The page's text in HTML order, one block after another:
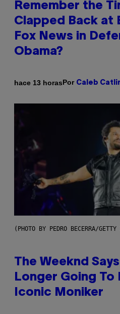
Remember the
Clapped Back at
Fox News in
Obama?
hace 13 horasPor Caleb
(PHOTO BY PEDRO BECERRA/
The Weeknd Says
Longer Going To
Iconic Moniker